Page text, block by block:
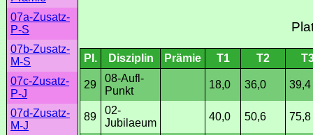
07a-Zusatz-
P-S
07b-Zusatz-
M-S
07c-Zusatz-
P-J
07d-Zusatz-
M-J
Pl. Disziplin Prämie T1 T2
29
08-Aufl-
Punkt
18,0 36,0 39,4
89
02-
Jubilaeum
40,0 50,6 75,8